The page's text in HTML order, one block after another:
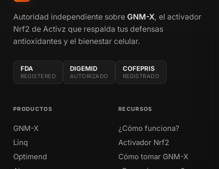
Autoridad independiente sobre GNM-X, el activador
Nrf2 de Activz que respalda tus defensas
antioxidantes y el bienestar celular.
FDA
REGISTERED
DIGEMID
AUTORIZADO
COFEPRIS
REGISTRADO
PRODUCTOS
GNM-X
Linq
Optimend
RECURSOS
¿Cómo funciona?
Activador Nrf2
Cómo tomar GNM-X